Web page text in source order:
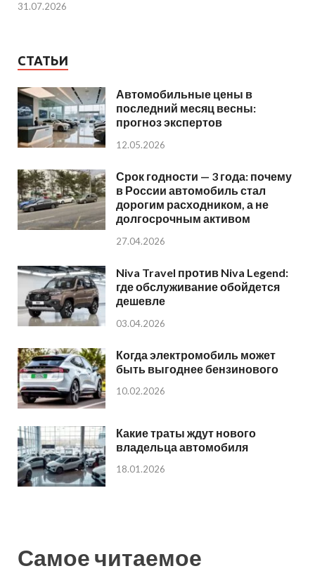
31.07.2026
СТАТЬИ
Автомобильные цены в
последний месяц весны:
прогноз экспертов
12.05.2026
Срок годности — 3 года: почему
в России автомобиль стал
дорогим расходником, а не
долгосрочным активом
27.04.2026
Niva Travel против Niva Legend:
где обслуживание обойдется
дешевле
03.04.2026
Когда электромобиль может
быть выгоднее бензинового
10.02.2026
Какие траты ждут нового
владельца автомобиля
18.01.2026
Самое читаемое